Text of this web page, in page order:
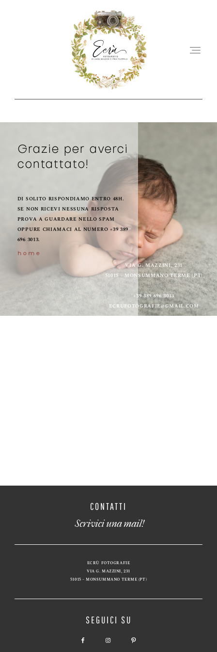
home
VIA G. MAZZINI, 231
51015 - MONSUMMANO TERME (PT)
+39 389 696 3013
ECRUFOTOGRAFIE@GMAIL.COM
DI SOLITO RISPONDIAMO ENTRO 48H.
SE NON RICEVI NESSUNA RISPOSTA
PROVA A GUARDARE NELLO SPAM
OPPURE CHIAMACI AL NUMERO +39 389
696 3013.
Grazie per averci
contattato!
CONTATTI
Scrivici una mail!
ECRÙ FOTOGRAFIE
VIA G. MAZZINI, 231
51015 – MONSUMMANO TERME (PT)
SEGUICI SU
SERVIZI
PORTFOLIO
FAQ